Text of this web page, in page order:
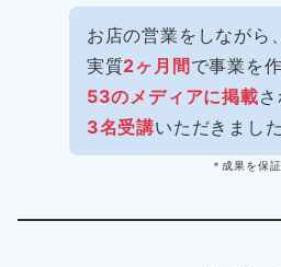
お店の営業をしながら、
実質2ヶ月間で事業を
53のメディアに掲載
3名受講いただきました
＊成果を保証するもの